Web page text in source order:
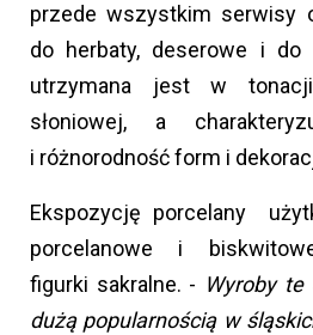
przede wszystkim serwisy
do herbaty, deserowe i do
utrzymana jest w
słoniowej, a
i różnorodność form i
Ekspozycję porcelany
porcelanowe i
figurki sakralne. - Wyroby te
dużą popularnością w